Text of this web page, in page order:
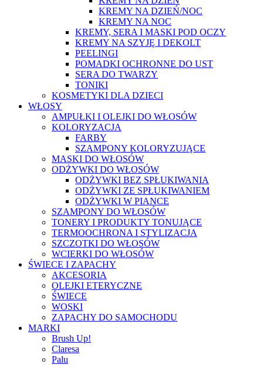
KREMY NA DZIEŃ/NOC
KREMY NA NOC
KREMY, SERA I MASKI POD OCZY
KREMY NA SZYJĘ I DEKOLT
PEELINGI
POMADKI OCHRONNE DO UST
SERA DO TWARZY
TONIKI
KOSMETYKI DLA DZIECI
WŁOSY
AMPUŁKI I OLEJKI DO WŁOSÓW
KOLORYZACJA
FARBY
SZAMPONY KOLORYZUJĄCE
MASKI DO WŁOSÓW
ODŻYWKI DO WŁOSÓW
ODŻYWKI BEZ SPŁUKIWANIA
ODŻYWKI ZE SPŁUKIWANIEM
ODŻYWKI W PIANCE
SZAMPONY DO WŁOSÓW
TONERY I PRODUKTY TONUJĄCE
TERMOOCHRONA I STYLIZACJA
SZCZOTKI DO WŁOSÓW
WCIERKI DO WŁOSÓW
ŚWIECE I ZAPACHY
AKCESORIA
OLEJKI ETERYCZNE
ŚWIECE
WOSKI
ZAPACHY DO SAMOCHODU
MARKI
Brush Up!
Claresa
Palu